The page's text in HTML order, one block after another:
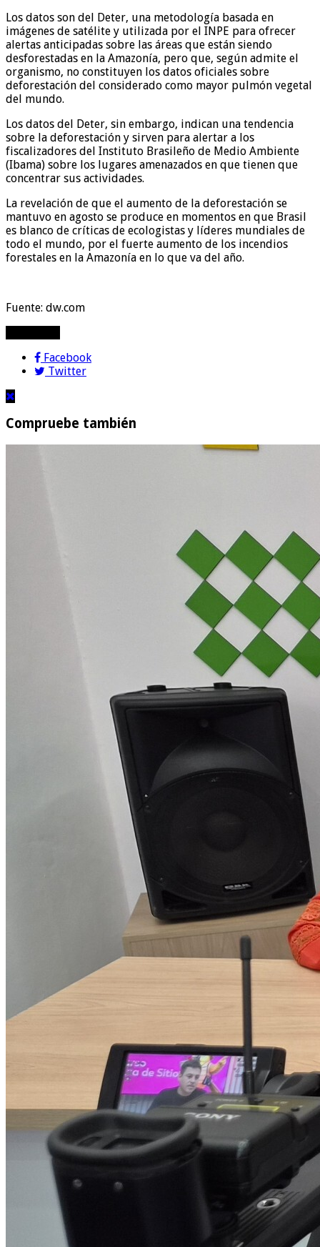
Los datos son del Deter, una metodología basada en
imágenes de satélite y utilizada por el INPE para ofrecer
alertas anticipadas sobre las áreas que están siendo
desforestadas en la Amazonía, pero que, según admite el
organismo, no constituyen los datos oficiales sobre
deforestación del considerado como mayor pulmón vegetal
del mundo.
Los datos del Deter, sin embargo, indican una tendencia
sobre la deforestación y sirven para alertar a los
fiscalizadores del Instituto Brasileño de Medio Ambiente
(Ibama) sobre los lugares amenazados en que tienen que
concentrar sus actividades.
La revelación de que el aumento de la deforestación se
mantuvo en agosto se produce en momentos en que Brasil
es blanco de críticas de ecologistas y líderes mundiales de
todo el mundo, por el fuerte aumento de los incendios
forestales en la Amazonía en lo que va del año.
Fuente: dw.com
Facebook
Twitter
Compruebe también